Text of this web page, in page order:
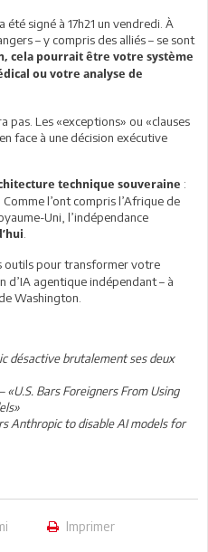
signé à 17h21 un vendredi. À
– y compris des alliés – se sont
cela pourrait être votre système
ou votre analyse de
pas. Les «exceptions» ou «clauses
face à une décision exécutive
technique souveraine :
l’ont compris l’Afrique de
Uni, l’indépendance
outils pour transformer votre
d’IA agentique indépendant – à
Washington.
désactive brutalement ses deux
«U.S. Bars Foreigners From Using
Anthropic to disable AI models for
Imprimer